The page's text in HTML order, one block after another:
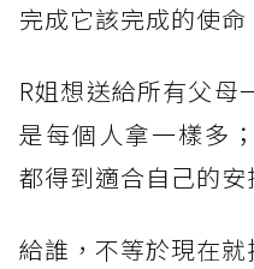
完成它該完成的使命
R姐想送給所有父母
是每個人拿一樣多
都得到適合自己的安
給誰，不等於現在就